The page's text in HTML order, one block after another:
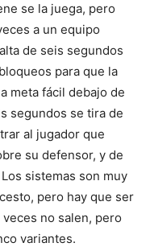
se la juega, pero
a un equipo
de seis segundos
para que la
meta fácil debajo de
segundos se tira de
al jugador que
su defensor, y de
sistemas son muy
pero hay que ser
no salen, pero
variantes.